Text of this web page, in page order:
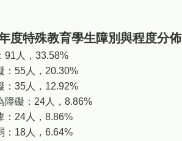
度特殊教育學生障別與程度分佈
91人，33.58%
：55人，20.30%
：35人，12.92%
障礙：24人，8.86%
：24人，8.86%
：18人，6.64%